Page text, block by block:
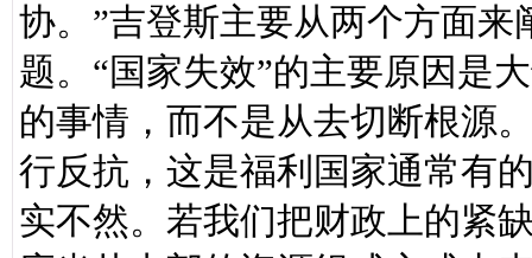
协。”吉登斯主要从两个方面
题。“国家失效”的主要原因是
的事情，而不是从去切断根源
行反抗，这是福利国家通常有
实不然。若我们把财政上的紧